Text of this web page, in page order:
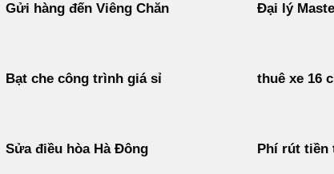
Gửi hàng đến Viêng Chăn
Đại lý
Bạt che công trình giá sỉ
thuê xe 16
Sửa điều hòa Hà Đông Phí rút tiền